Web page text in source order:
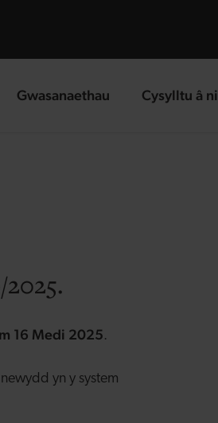
Gwasanaethau
landing page Cysylltu â ni
landing page
16 Medi 2025.
yn y system